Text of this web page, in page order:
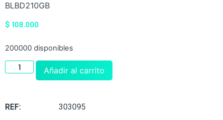
BLBD210GB
$ 108.000
200000 disponibles
Añadir al carrito
REF:
303095